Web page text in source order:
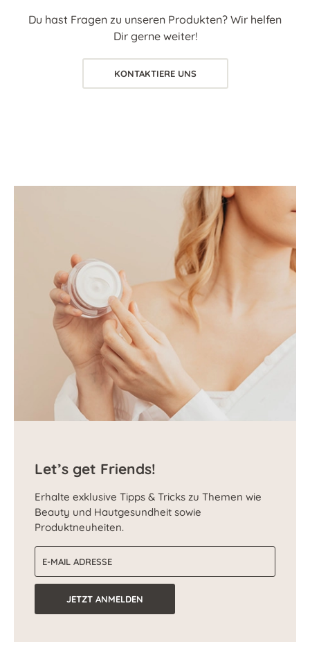
Du hast Fragen zu unseren Produkten? Wir helfen
Dir gerne weiter!
KONTAKTIERE UNS
Let’s get Friends!
Erhalte exklusive Tipps & Tricks zu Themen wie
Beauty und Hautgesundheit sowie
Produktneuheiten.
JETZT ANMELDEN